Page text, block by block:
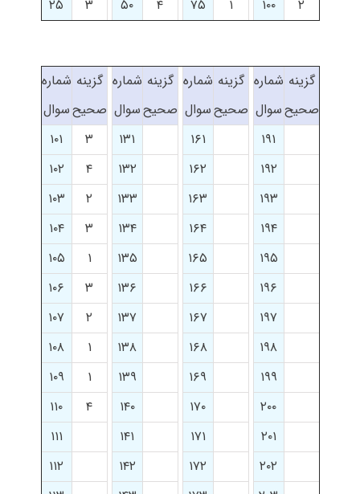
۲
۱۰۰ ۱ ۷۵ ۴ ۵۰ ۳ ۲۵
گزینه
صحیح
شماره
سوال
گزینه
صحیح
شماره
سوال
گزینه
صحیح
شماره
سوال
گزینه
صحیح
شماره
سوال
۱۹۱
۱۶۱ ۱۳۱ ۳
۱۰۱
۱۹۲
۱۶۲ ۱۳۲ ۴
۱۰۲
۱۹۳
۱۶۳ ۱۳۳ ۲
۱۰۳
۱۹۴
۱۶۴ ۱۳۴ ۳
۱۰۴
۱۹۵
۱۶۵ ۱۳۵ ۱
۱۰۵
۱۹۶
۱۶۶ ۱۳۶ ۳
۱۰۶
۱۹۷
۱۶۷ ۱۳۷ ۲
۱۰۷
۱۹۸
۱۶۸ ۱۳۸ ۱
۱۰۸
۱۹۹
۱۶۹ ۱۳۹ ۱
۱۰۹
۲۰۰
۱۷۰ ۱۴۰ ۴
۱۱۰
۲۰۱
۱۷۱ ۱۴۱
۱۱۱
۲۰۲
۱۷۲ ۱۴۲
۱۱۲